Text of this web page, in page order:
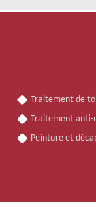
Traitement de
Traitement anti-
Peinture et